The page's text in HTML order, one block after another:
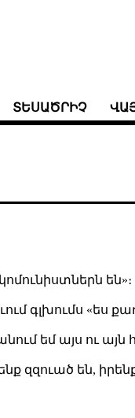
ՏԵՍԱԾՐԻՉ
են»։
գլխումս «ես
անում եմ այս ու
զզուած են,